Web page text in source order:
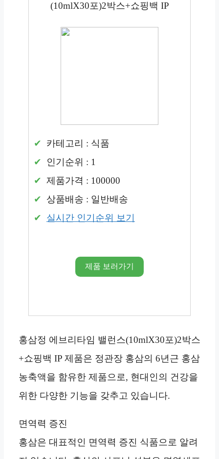
(10mlX30포)2박스+쇼핑백 IP
카테고리 : 식품
인기순위 : 1
제품가격 : 100000
상품배송 : 일반배송
실시간 인기순위 보기
제품 보러가기
홍삼정 에브리타임 밸런스(10mlX30포)2박스
+쇼핑백 IP 제품은 정관장 홍삼의 6년근 홍삼
농축액을 함유한 제품으로, 현대인의 건강을
위한 다양한 기능을 갖추고 있습니다.
면역력 증진
홍삼은 대표적인 면역력 증진 식품으로 알려